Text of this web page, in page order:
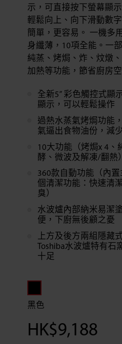
示，可直接按下螢幕顯
輕鬆向上、向下滑動數
簡單，更容易。 一機多
身纖薄，10項全能。一
純蒸、烤焗、炸、炆燉
加熱等功能，節省廚房空
全新5” 彩色觸控式顯
顯示，可以輕鬆操作
過熱水蒸氣烤焗功能
氣逼出食物油份，減
10大功能（烤焗x 4、
酵、微波及解凍/翻熱
360款自動功能（內
個清潔功能：快速清
臭）
水波爐內部納米易潔
便，下廚無後顧之憂
上方及後方兩組隱藏
Toshiba水波爐特有
十足
黑色
HK$9,188